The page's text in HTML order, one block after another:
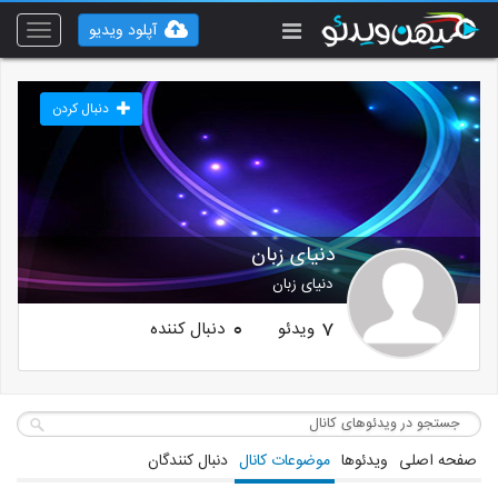
Toggle
آپلود ویدیو
دنیای زبان
دنیای زبان
دنبال کردن
7 ویدئو 0 دنبال کننده
صفحه اصلی ویدئوها موضوعات کانال دنبال کنندگان